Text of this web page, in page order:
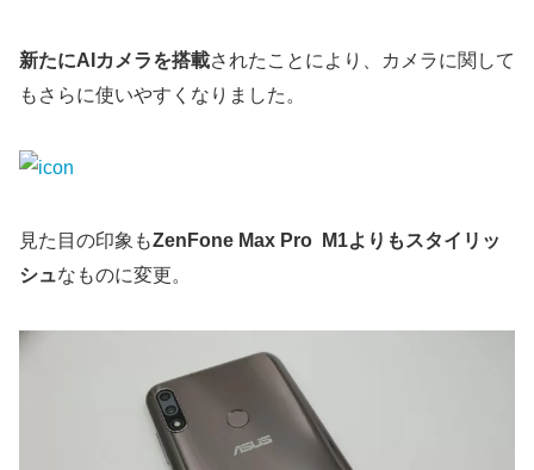
新たにAIカメラを搭載されたことにより、カメラに関して
もさらに使いやすくなりました。
見た目の印象もZenFone Max Pro M1よりもスタイリッ
シュなものに変更。